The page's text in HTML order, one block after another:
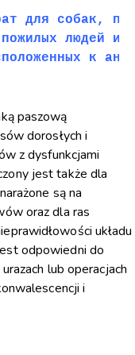
для собак,
людей
к
paszową
dorosłych i
z dysfunkcjami
jest także dla
są na
oraz dla ras
układu
odpowiedni do
lub operacjach
i